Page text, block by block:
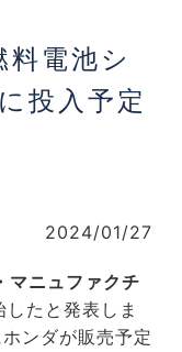
電池シ
投入予定
2024/01/27
マニュファクチ
たと発表しま
ンダが販売予定